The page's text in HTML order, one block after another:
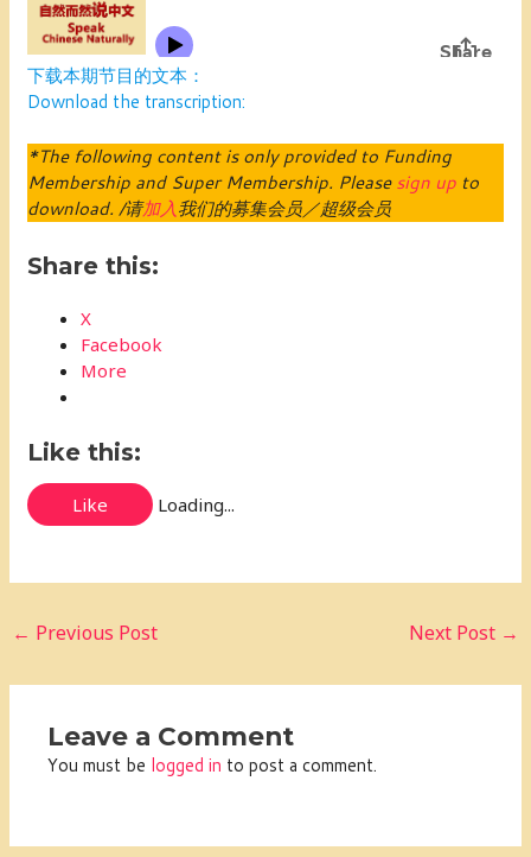
下载本期节目的文本：
Download the transcription:
*The following content is only provided to Funding
Membership and Super Membership. Pleasesign up to
download. /请加入我们的募集会员／超级会员
Share this:
X
Facebook
More
Like this:
Like Loading...
← Previous Post Next Post →
Leave a Comment
You must be logged in to post a comment.